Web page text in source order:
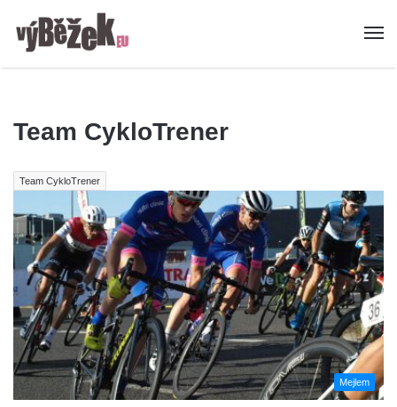
Team CykloTrener
Team CykloTrener
Mejlem